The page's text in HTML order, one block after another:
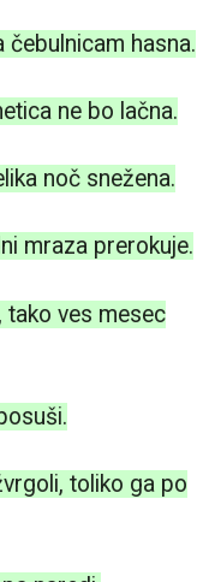
čebulnicam hasna.
ne bo lačna.
noč snežena.
mraza prerokuje.
tako ves mesec
toliko ga po